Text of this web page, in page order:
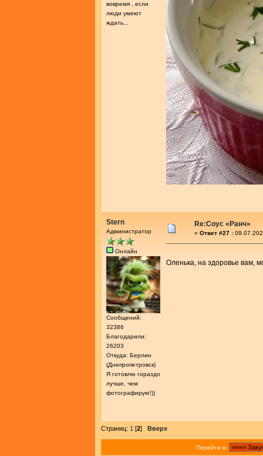
вовремя , если
люди умеют
ждать...
Stern
Администратор
Онлайн
Сообщений:
32386
Благодарили:
26203
Откуда: Берлин
(Днепропетровск)
Я готовлю гораздо
лучше, чем
фотографирую!))
Re:Соус «Ранч»
« Ответ #27 :
Оленька, на здоровье вам,
Страниц: 1 [2] Вверх
Перейти в: